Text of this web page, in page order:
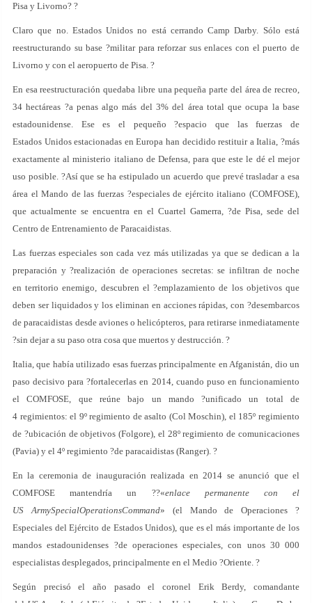
Pisa y Livorno? ?
Claro que no. Estados Unidos no está cerrando Camp Darby. Sólo está
reestructurando su base ?militar para reforzar sus enlaces con el puerto de
Livorno y con el aeropuerto de Pisa. ?
En esa reestructuración quedaba libre una pequeña parte del área de recreo,
34 hectáreas ?a penas algo más del 3% del área total que ocupa la base
estadounidense. Ese es el pequeño ?espacio que las fuerzas de
Estados Unidos estacionadas en Europa han decidido restituir a Italia, ?más
exactamente al ministerio italiano de Defensa, para que este le dé el mejor
uso posible. ?Así que se ha estipulado un acuerdo que prevé trasladar a esa
área el Mando de las fuerzas ?especiales de ejército italiano (COMFOSE),
que actualmente se encuentra en el Cuartel Gamerra, ?de Pisa, sede del
Centro de Entrenamiento de Paracaidistas.
Las fuerzas especiales son cada vez más utilizadas ya que se dedican a la
preparación y ?realización de operaciones secretas: se infiltran de noche
en territorio enemigo, descubren el ?emplazamiento de los objetivos que
deben ser liquidados y los eliminan en acciones rápidas, con ?desembarcos
de paracaidistas desde aviones o helicópteros, para retirarse inmediatamente
?sin dejar a su paso otra cosa que muertos y destrucción. ?
Italia, que había utilizado esas fuerzas principalmente en Afganistán, dio un
paso decisivo para ?fortalecerlas en 2014, cuando puso en funcionamiento
el COMFOSE, que reúne bajo un mando ?unificado un total de
4 regimientos: el 9º regimiento de asalto (Col Moschin), el 185º regimiento
de ?ubicación de objetivos (Folgore), el 28º regimiento de comunicaciones
(Pavia) y el 4º regimiento ?de paracaidistas (Ranger). ?
En la ceremonia de inauguración realizada en 2014 se anunció que el
COMFOSE mantendría un ??«enlace permanente con el
US ArmySpecialOperationsCommand» (el Mando de Operaciones ?
Especiales del Ejército de Estados Unidos), que es el más importante de los
mandos estadounidenses ?de operaciones especiales, con unos 30 000
especialistas desplegados, principalmente en el Medio ?Oriente. ?
Según precisó el año pasado el coronel Erik Berdy, comandante